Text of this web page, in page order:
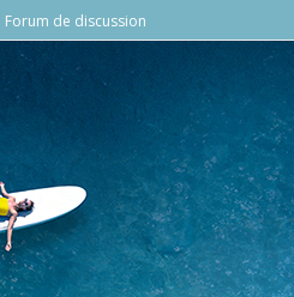
Forum de discussion